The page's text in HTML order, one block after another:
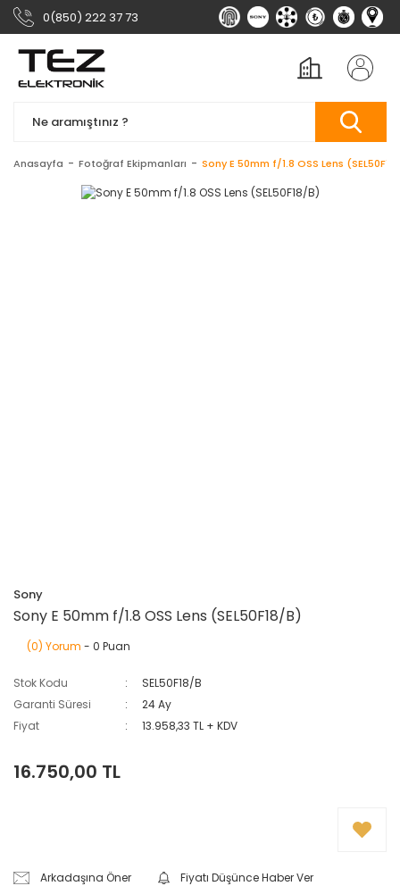
0(850) 222 37 73
Anasayfa Fotoğraf Ekipmanları Sony E 50mm f/1.8 OSS Lens
Sony
Sony E 50mm f/1.8 OSS Lens (SEL50F18/B)
(0) Yorum - 0 Puan
Stok Kodu
SEL50F18/B
Garanti Süresi
24 Ay
Fiyat
13.958,33 TL + KDV
16.750,00 TL
Arkadaşına Öner
Fiyatı Düşünce Haber Ver